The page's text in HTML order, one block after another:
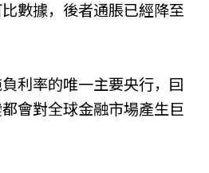
數據，後者通脹已經降至
利率的唯一主要央行，囙
會對全球金融市場產生巨